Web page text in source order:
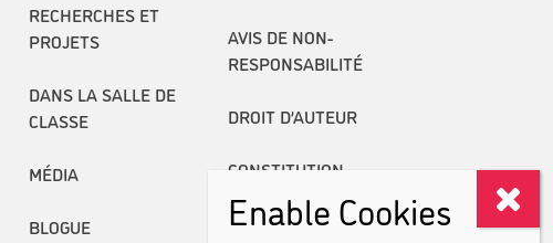
RECHERCHES ET
PROJETS
DANS LA SALLE DE
CLASSE
MÉDIA
BLOGUE
AVIS DE NON-
RESPONSABILITÉ
DROIT D’AUTEUR
CONSTITUTION
RAPPORTS ANNUELS
Enable Cookies